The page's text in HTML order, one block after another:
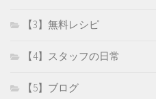
【3】無料レシピ
【4】スタッフの日常
【5】ブログ